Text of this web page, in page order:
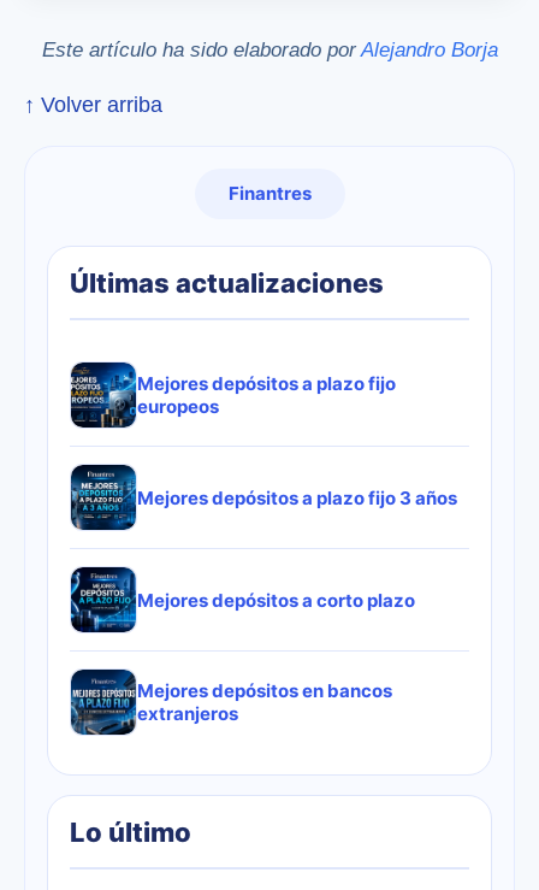
Este artículo ha sido elaborado porAlejandro Borja
↑ Volver arriba
Finantres
Últimas actualizaciones
Mejores depósitos a plazo fijo
europeos
Mejores depósitos a plazo fijo 3 años
Mejores depósitos a corto plazo
Mejores depósitos en bancos
extranjeros
Lo último